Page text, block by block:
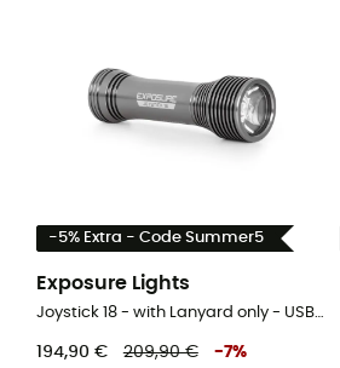
-5% Extra - Code Summer5
Exposure Lights
Joystick 18 - with Lanyard only - USB-C Charging - Lampe avant vélo
194,90 € 209,90 € -7%